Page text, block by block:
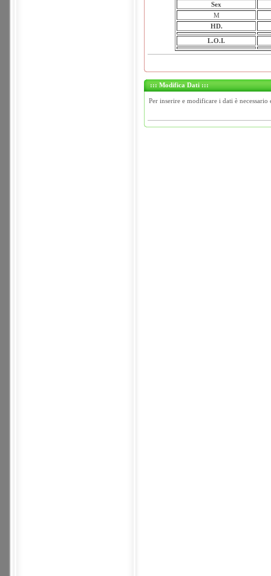
Sex
M
HD.
L.O.I.
::: Modifica Dati :::
Per inserire e modificare i dati è necessario